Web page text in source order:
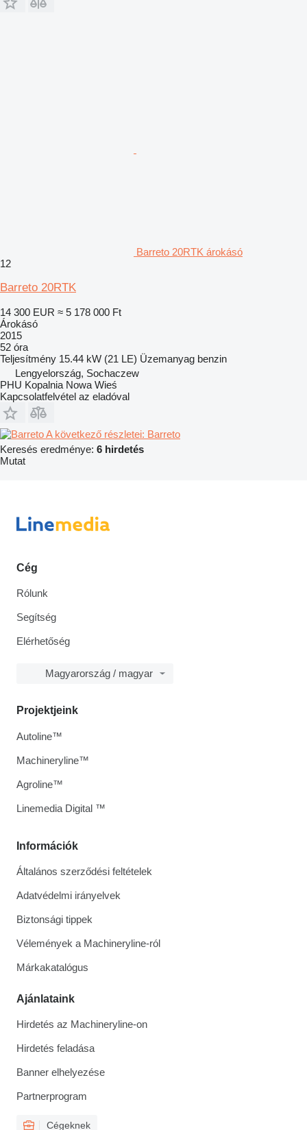
Barreto 20RTK árokásó
12
Barreto 20RTK
14 300 EUR ≈ 5 178 000 Ft
Árokásó
2015
52 óra
Teljesítmény 15.44 kW (21 LE) Üzemanyag benzin
Lengyelország, Sochaczew
PHU Kopalnia Nowa Wieś
Kapcsolatfelvétel az eladóval
A következő részletei: Barreto
Keresés eredménye: 6 hirdetés
Mutat
Cég
Rólunk
Segítség
Elérhetőség
Magyarország / magyar
Információk
Általános szerződési feltételek
Adatvédelmi irányelvek
Biztonsági tippek
Vélemények a Machineryline-ról
Márkakatalógus
Ajánlataink
Hirdetés az Machineryline-on
Hirdetés feladása
Banner elhelyezése
Partnerprogram
Cégeknek
Projektjeink
Autoline™
Machineryline™
Agroline™
Linemedia Digital ™